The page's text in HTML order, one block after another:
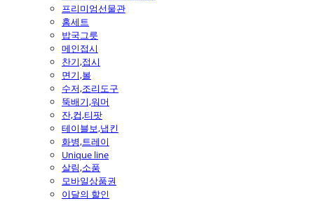
프리미엄선물관
홈세트
밥국그릇
메인접시
찬기,접시
면기,볼
수저,조리도구
뚝배기,워머
잔,컵,티팟
테이블보,냅킨
화병,트레이
Unique line
살림,소품
모바일상품권
이달의 할인